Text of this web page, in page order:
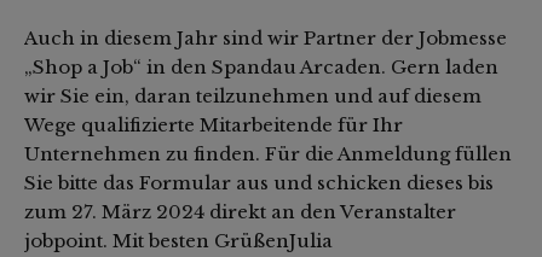
Auch in diesem Jahr sind wir Partner der Jobmesse
„Shop a Job“ in den Spandau Arcaden. Gern laden
wir Sie ein, daran teilzunehmen und auf diesem
Wege qualifizierte Mitarbeitende für Ihr
Unternehmen zu finden. Für die Anmeldung füllen
Sie bitte das Formular aus und schicken dieses bis
zum 27. März 2024 direkt an den Veranstalter
jobpoint. Mit besten GrüßenJulia